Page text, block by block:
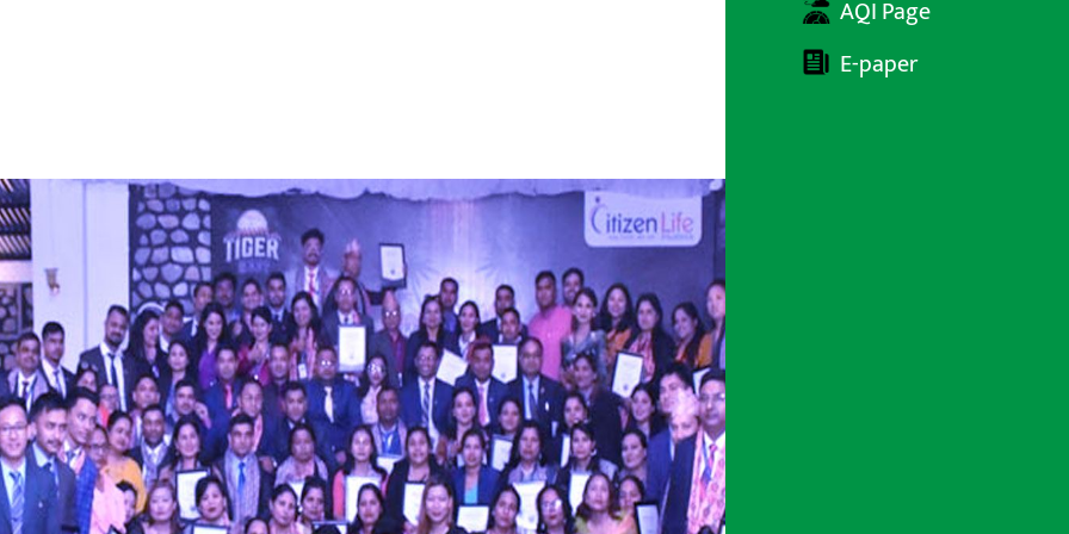
AQI Page
E-paper